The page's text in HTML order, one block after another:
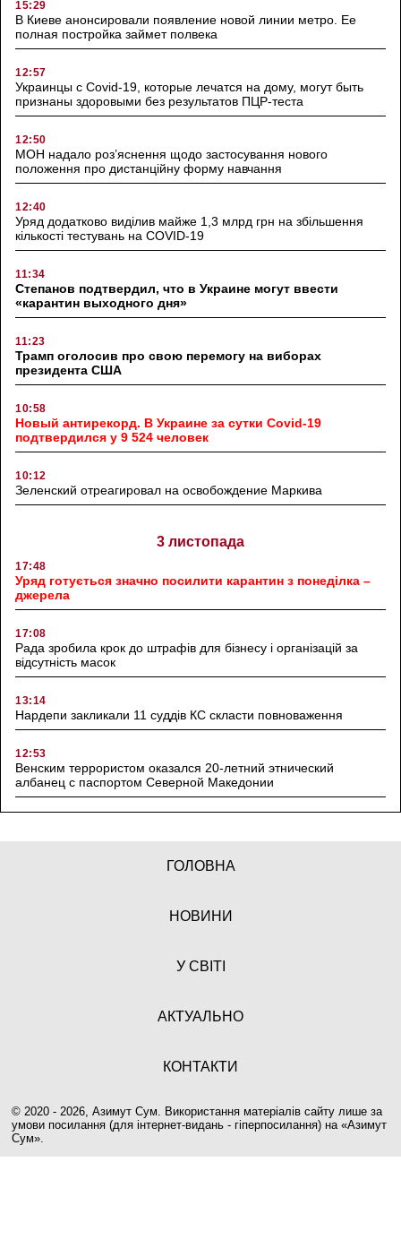
15:29
В Киеве анонсировали появление новой линии метро. Ее
полная постройка займет полвека
12:57
Украинцы с Covid-19, которые лечатся на дому, могут быть
признаны здоровыми без результатов ПЦР-теста
12:50
МОН надало роз’яснення щодо застосування нового
положення про дистанційну форму навчання
12:40
Уряд додатково виділив майже 1,3 млрд грн на збільшення
кількості тестувань на COVID-19
11:34
Степанов подтвердил, что в Украине могут ввести
«карантин выходного дня»
11:23
Трамп оголосив про свою перемогу на виборах
президента США
10:58
Новый антирекорд. В Украине за сутки Covid-19
подтвердился у 9 524 человек
10:12
Зеленский отреагировал на освобождение Маркива
3 листопада
17:48
Уряд готується значно посилити карантин з понеділка –
джерела
17:08
Рада зробила крок до штрафів для бізнесу і організацій за
відсутність масок
13:14
Нардепи закликали 11 суддів КС скласти повноваження
12:53
Венским террористом оказался 20-летний этнический
албанец с паспортом Северной Македонии
ГОЛОВНА
НОВИНИ
У СВІТІ
АКТУАЛЬНО
КОНТАКТИ
© 2020 - 2026, Азимут Сум. Використання матеріалів сайту лише за
умови посилання (для інтернет-видань - гіперпосилання) на «Азимут
Сум».